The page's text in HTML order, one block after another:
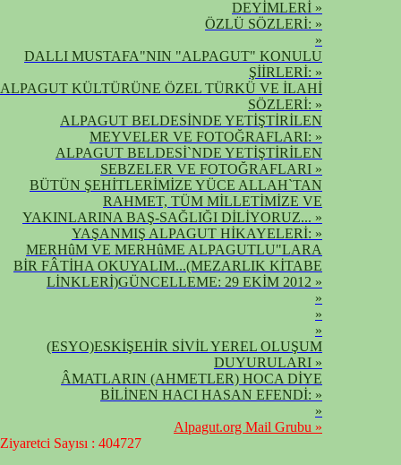
DEYİMLERİ »
ÖZLÜ SÖZLERİ: »
»
DALLI MUSTAFA"NIN "ALPAGUT" KONULU
ŞİİRLERİ: »
ALPAGUT KÜLTÜRÜNE ÖZEL TÜRKÜ VE İLAHİ
SÖZLERİ: »
ALPAGUT BELDESİNDE YETİŞTİRİLEN
MEYVELER VE FOTOĞRAFLARI: »
ALPAGUT BELDESİ`NDE YETİŞTİRİLEN
SEBZELER VE FOTOĞRAFLARI »
BÜTÜN ŞEHİTLERİMİZE YÜCE ALLAH`TAN
RAHMET, TÜM MİLLETİMİZE VE
YAKINLARINA BAŞ-SAĞLIĞI DİLİYORUZ... »
YAŞANMIŞ ALPAGUT HİKAYELERİ: »
MERHûM VE MERHûME ALPAGUTLU"LARA
BİR FÂTİHA OKUYALIM...(MEZARLIK KİTABE
LİNKLERİ)GÜNCELLEME: 29 EKİM 2012 »
»
»
»
(ESYO)ESKİŞEHİR SİVİL YEREL OLUŞUM
DUYURULARI »
ÂMATLARIN (AHMETLER) HOCA DİYE
BİLİNEN HACI HASAN EFENDİ: »
»
Alpagut.org Mail Grubu »
Ziyaretci Sayısı : 404727